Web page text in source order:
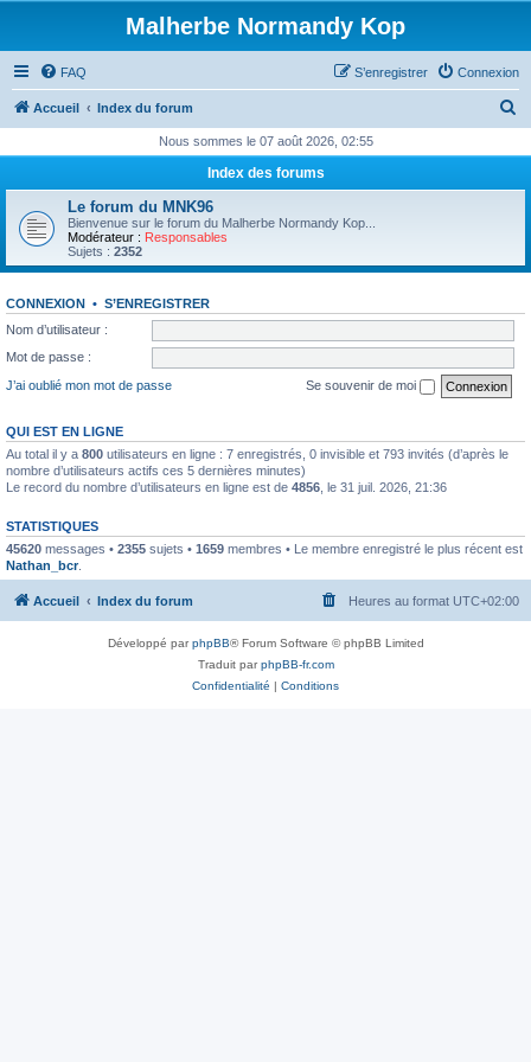
Malherbe Normandy Kop
FAQ Connexion
S’enregistrer
Accueil Index du forum
h
c
Nous sommes le 07 août 2026, 02:55
Index des forums
Le forum du MNK96
Bienvenue sur le forum du Malherbe Normandy Kop...
Modérateur : Responsables
Sujets : 2352
CONNEXION • S’ENREGISTRER
Nom d’utilisateur :
Mot de passe :
J’ai oublié mon mot de passe
Se souvenir de moi
QUI EST EN LIGNE
Au total il y a 800 utilisateurs en ligne : 7 enregistrés, 0 invisible et 793 invités (d’après le
nombre d’utilisateurs actifs ces 5 dernières minutes)
Le record du nombre d’utilisateurs en ligne est de 4856 , le 31 juil. 2026, 21:36
STATISTIQUES
45620 messages • 2355 sujets • 1659 membres • Le membre enregistré le plus récent est
Nathan_bcr.
Accueil Index du forum Heures au format UTC+02:00
Développé parphpBB® Forum Software © phpBB Limited
Traduit parphpBB-fr.com
Confidentialité | Conditions